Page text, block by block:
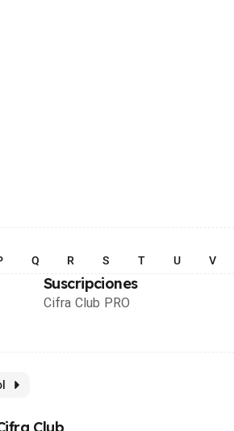
Q R S T U V
Suscripciones
Cifra Club PRO